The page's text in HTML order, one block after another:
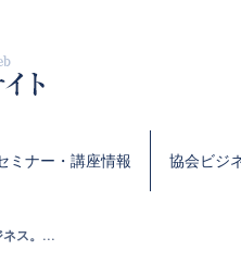
ミナー・講座情報 協会ビジ
ネス。...